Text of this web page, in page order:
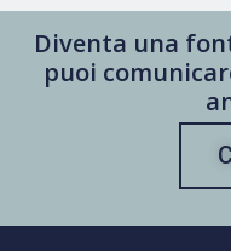
Diventa una
puoi